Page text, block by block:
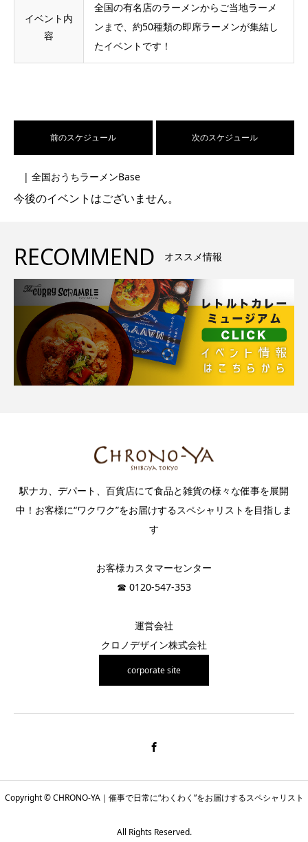
イベント内
容
全国の有名店のラーメンからご当地ラーメ
ンまで、約50種類の即席ラーメンが集結し
たイベントです！
前のスケジュール 次のスケジュール
| 全国おうちラーメンBase
今後のイベントはございません。
RECOMMEND オススメ情報
駅ナカ、デパート、百貨店にて食品と雑貨の様々な催事を展開
中！お客様に“ワクワク”をお届けするスペシャリストを目指しま
す
お客様カスタマーセンター
☎︎ 0120-547-353
運営会社
クロノデザイン株式会社
corporate site
Copyright © CHRONO-YA｜催事で日常に“わくわく”をお届けするスペシャリスト
All Rights Reserved.